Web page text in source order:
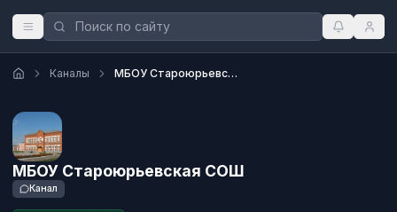
Каналы МБОУ Староюрьевская СОШ
МБОУ Староюрьевская СОШ
Канал